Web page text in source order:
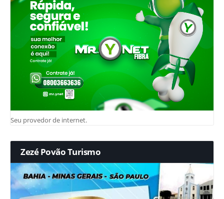
Seu provedor de internet.
Zezé Povão Turismo